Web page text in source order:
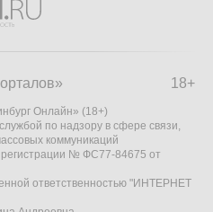
18+
Онлайн» (18+)
по надзору в сфере связи,
коммуникаций
регистрации № ФС77-84675 от
ответственностью "ИНТЕРНЕТ